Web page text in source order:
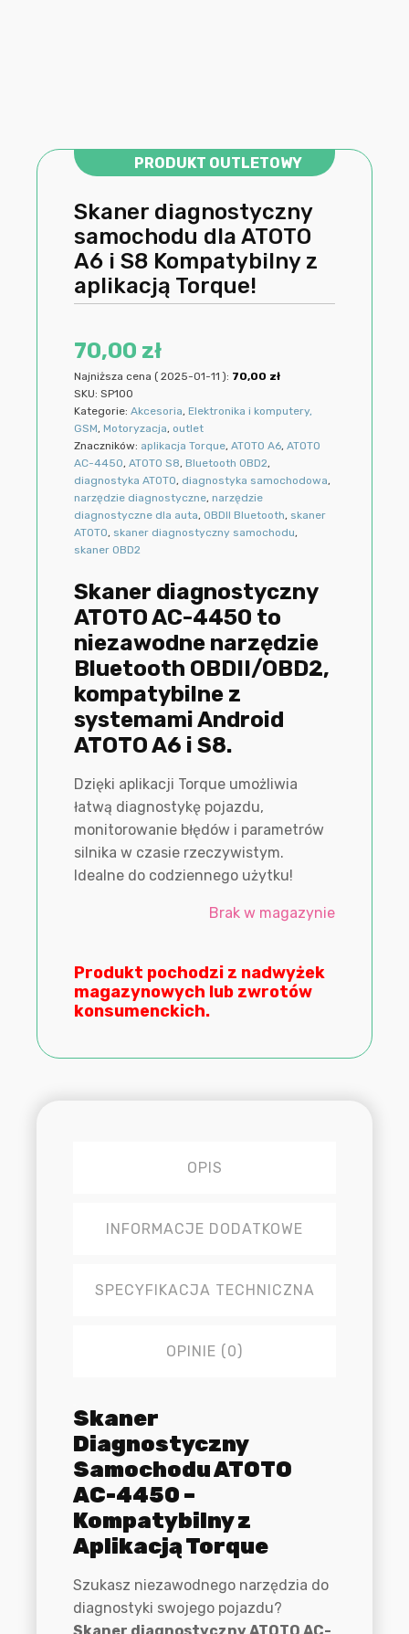
PRODUKT OUTLETOWY
Skaner diagnostyczny
samochodu dla ATOTO
A6 i S8 Kompatybilny z
aplikacją Torque!
70,00 zł
Najniższa cena ( 2025-01-11 ): 70,00 zł
SKU: SP100
Kategorie: Akcesoria, Elektronika i komputery,
GSM, Motoryzacja, outlet
Znaczników: aplikacja Torque, ATOTO A6, ATOTO
AC-4450, ATOTO S8, Bluetooth OBD2,
diagnostyka ATOTO, diagnostyka samochodowa,
narzędzie diagnostyczne, narzędzie
diagnostyczne dla auta, OBDII Bluetooth, skaner
ATOTO, skaner diagnostyczny samochodu,
skaner OBD2
Skaner diagnostyczny
ATOTO AC-4450 to
niezawodne narzędzie
Bluetooth OBDII/OBD2,
kompatybilne z
systemami Android
ATOTO A6 i S8.
Dzięki aplikacji Torque umożliwia
łatwą diagnostykę pojazdu,
monitorowanie błędów i parametrów
silnika w czasie rzeczywistym.
Idealne do codziennego użytku!
Brak w magazynie
Produkt pochodzi z nadwyżek
magazynowych lub zwrotów
konsumenckich.
OPIS
INFORMACJE DODATKOWE
SPECYFIKACJA TECHNICZNA
OPINIE (0)
Skaner
Diagnostyczny
Samochodu ATOTO
AC-4450 –
Kompatybilny z
Aplikacją Torque
Szukasz niezawodnego narzędzia do
diagnostyki swojego pojazdu?